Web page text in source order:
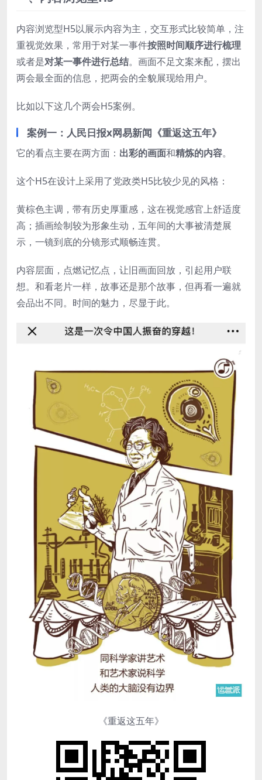
内容浏览型H5以展示内容为主，交互形式比较简单，注
重视觉效果，常用于对某一事件按照时间顺序进行梳理
或者是对某一事件进行总结。画面不足文案来配，摆出
两会最全面的信息，把两会的全貌展现给用户。
比如以下这几个两会H5案例。
案例一：人民日报x网易新闻《重返这五年》
它的看点主要在两方面： 出彩的画面和精炼的内容。
这个H5在设计上采用了党政类H5比较少见的风格：
黄棕色主调，带有历史厚重感，这在视觉感官上舒适度
高；插画绘制较为形象生动，五年间的大事被清楚展
示，一镜到底的分镜形式顺畅连贯。
内容层面，点燃记忆点，让旧画面回放，引起用户联
想。和看老片一样，故事还是那个故事，但再看一遍就
会品出不同。时间的魅力，尽显于此。
《重返这五年》